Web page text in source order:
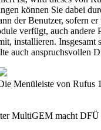
können Sie dabei
der Benutzer, sofern er
verfügt, auch andere
installieren. Insgesamt
auch anspruchsvollen
Menüleiste von Rufus
MultiGEM macht DFÜ